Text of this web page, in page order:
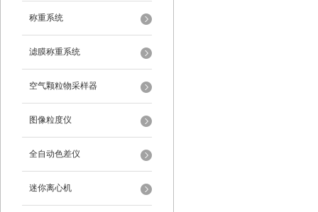
称重系统
滤膜称重系统
空气颗粒物采样器
图像粒度仪
全自动色差仪
迷你离心机